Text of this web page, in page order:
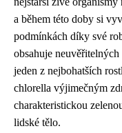
a během této doby si
podmínkách díky své
obsahuje
jeden z nejbohatších
chlorella výjimečným
charakteristickou
lidské tělo.